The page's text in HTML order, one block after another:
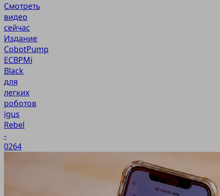
Смотреть
видео
сейчас
Издание
CobotPump
ECBPMi
Black
для
легких
роботов
igus
Rebel
-
0264